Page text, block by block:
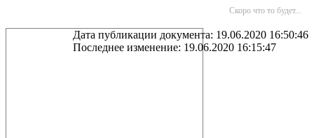
Скоро что то будет...
Дата публикации документа: 19.06.2020 16:50:46
Последнее изменение: 19.06.2020 16:15:47